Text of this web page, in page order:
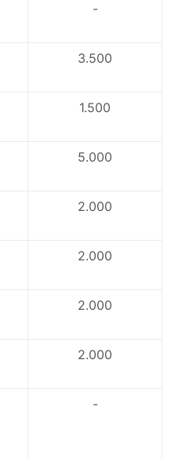
-
3.500
1.500
5.000
2.000
2.000
2.000
2.000
-